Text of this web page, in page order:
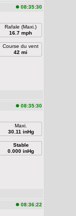
08:35:30
Rafale (Maxi.)
16.7 mph
Course du vent
42 mi
08:35:30
Maxi.
30.11 inHg
Stable
0.000 inHg
08:36:22